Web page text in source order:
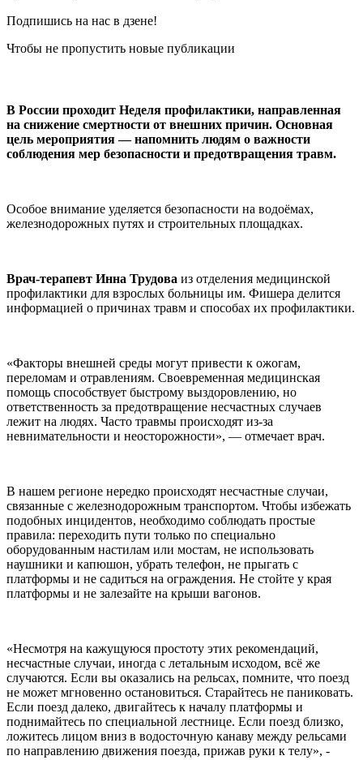
Подпишись на нас в дзене!
Чтобы не пропустить новые публикации
В России проходит Неделя профилактики, направленная
на снижение смертности от внешних причин. Основная
цель мероприятия — напомнить людям о важности
соблюдения мер безопасности и предотвращения травм.
Особое внимание уделяется безопасности на водоёмах,
железнодорожных путях и строительных площадках.
Врач-терапевт Инна Трудова из отделения медицинской
профилактики для взрослых больницы им. Фишера делится
информацией о причинах травм и способах их профилактики.
«Факторы внешней среды могут привести к ожогам,
переломам и отравлениям. Своевременная медицинская
помощь способствует быстрому выздоровлению, но
ответственность за предотвращение несчастных случаев
лежит на людях. Часто травмы происходят из-за
невнимательности и неосторожности», — отмечает врач.
В нашем регионе нередко происходят несчастные случаи,
связанные с железнодорожным транспортом. Чтобы избежать
подобных инцидентов, необходимо соблюдать простые
правила: переходить пути только по специально
оборудованным настилам или мостам, не использовать
наушники и капюшон, убрать телефон, не прыгать с
платформы и не садиться на ограждения. Не стойте у края
платформы и не залезайте на крыши вагонов.
«Несмотря на кажущуюся простоту этих рекомендаций,
несчастные случаи, иногда с летальным исходом, всё же
случаются. Если вы оказались на рельсах, помните, что поезд
не может мгновенно остановиться. Старайтесь не паниковать.
Если поезд далеко, двигайтесь к началу платформы и
поднимайтесь по специальной лестнице. Если поезд близко,
ложитесь лицом вниз в водосточную канаву между рельсами
по направлению движения поезда, прижав руки к телу», -